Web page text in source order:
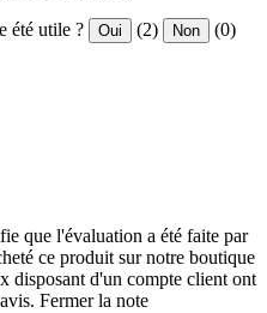
été utile ? Oui (2) Non (0)
que l'évaluation a été faite par
ce produit sur notre boutique
disposant d'un compte client ont
Fermer la note